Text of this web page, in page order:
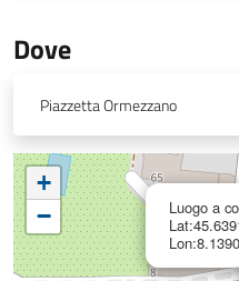
Dove
Piazzetta Ormezzano
Luogo a
+
−